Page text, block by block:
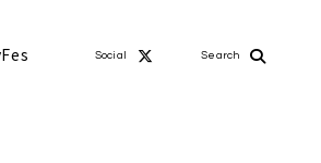
Social Search